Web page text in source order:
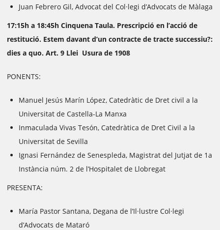
Juan Febrero Gil, Advocat del Col·legi d’Advocats de Màlaga
17:15h a 18:45h Cinquena Taula. Prescripció en l’acció de
restitució. Estem davant d’un contracte de tracte successiu?:
dies a quo. Art. 9 Llei Usura de 1908
PONENTS:
Manuel Jesús Marín López, Catedràtic de Dret civil a la
Universitat de Castella-La Manxa
Inmaculada Vivas Tesón, Catedràtica de Dret Civil a la
Universitat de Sevilla
Ignasi Fernández de Senespleda, Magistrat del Jutjat de 1a
Instància núm. 2 de l’Hospitalet de Llobregat
PRESENTA:
María Pastor Santana, Degana de l’Il·lustre Col·legi
d’Advocats de Mataró